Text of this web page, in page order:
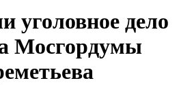
уголовное дело
Мосгордумы